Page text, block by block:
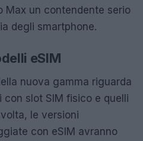
Max un contendente serio
degli smartphone.
eSIM
nuova gamma riguarda
con slot SIM fisico e quelli
le versioni
con eSIM avranno